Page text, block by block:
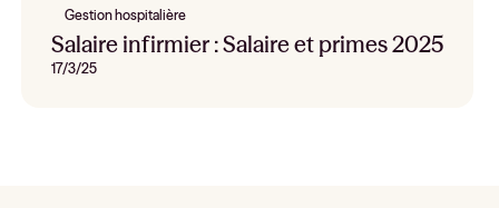
Gestion hospitalière
Salaire infirmier : Salaire et primes 2025
17/3/25